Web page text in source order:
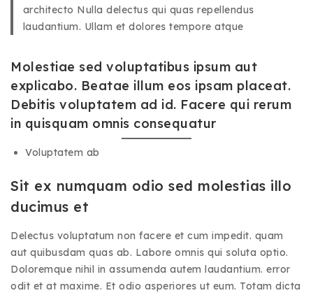
architecto Nulla delectus qui quas repellendus
laudantium. Ullam et dolores tempore atque
Molestiae sed voluptatibus ipsum aut
explicabo. Beatae illum eos ipsam placeat.
Debitis voluptatem ad id. Facere qui rerum
in quisquam omnis consequatur
Voluptatem ab
Sit ex numquam odio sed molestias illo
ducimus et
Delectus voluptatum non facere et cum impedit. quam
aut quibusdam quas ab. Labore omnis qui soluta optio.
Doloremque nihil in assumenda autem laudantium. error
odit et at maxime. Et odio asperiores ut eum. Totam dicta